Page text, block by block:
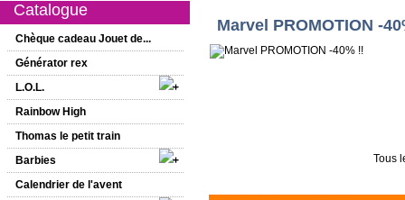
Catalogue
Chèque cadeau Jouet de...
Générator rex
L.O.L.
Rainbow High
Thomas le petit train
Barbies
Calendrier de l'avent
Marvel PROMOTION -
Tous